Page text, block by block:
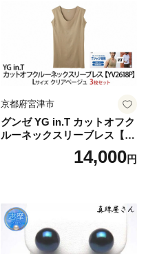
京都府宮津市
グンゼ YG in.T カットオフク
ルーネックスリーブレス【Y
V2618P】Lサイズ クリアベ
ージュ3枚セット [№5716-04
14,000円